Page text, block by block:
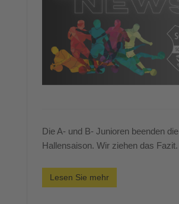
Die A- und B- Junioren beenden die
Hallensaison. Wir ziehen das Fazit.
Lesen Sie mehr